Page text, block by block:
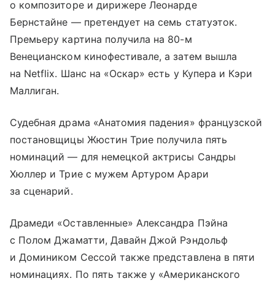
о композиторе и дирижере Леонарде
Бернстайне — претендует на семь статуэток.
Премьеру картина получила на 80-м
Венецианском кинофестивале, а затем вышла
на Netflix. Шанс на «Оскар» есть у Купера и Кэри
Маллиган.
Судебная драма «Анатомия падения» французской
постановщицы Жюстин Трие получила пять
номинаций — для немецкой актрисы Сандры
Хюллер и Трие с мужем Артуром Арари
за сценарий.
Драмеди «Оставленные» Александра Пэйна
с Полом Джаматти, Давайн Джой Рэндольф
и Домиником Сессой также представлена в пяти
номинациях. По пять также у «Американского